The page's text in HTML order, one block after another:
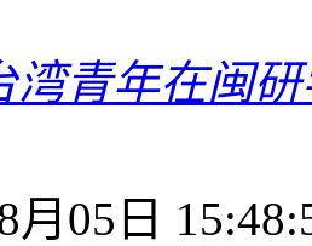
湾青年在闽
月05日